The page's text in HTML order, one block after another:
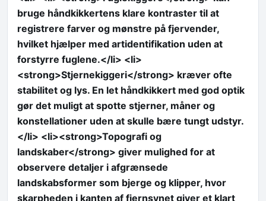
bruge håndkikkertens klare kontraster til at
registrere farver og mønstre på fjervender,
hvilket hjælper med artidentifikation uden at
forstyrre fuglene.</li> <li>
<strong>Stjernekiggeri</strong> kræver ofte
stabilitet og lys. En let håndkikkert med god optik
gør det muligt at spotte stjerner, måner og
konstellationer uden at skulle bære tungt udstyr.
</li> <li><strong>Topografi og
landskaber</strong> giver mulighed for at
observere detaljer i afgrænsede
landskabsformer som bjerge og klipper, hvor
skarpheden i kanten af fjernsynet giver et klart